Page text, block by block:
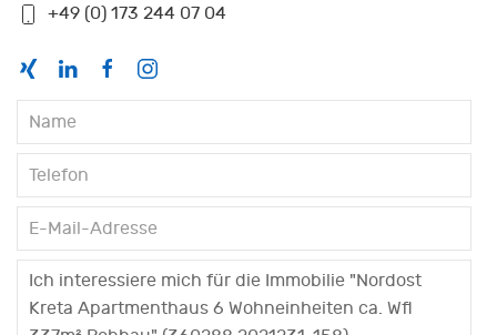
+49 (0) 173 244 07 04